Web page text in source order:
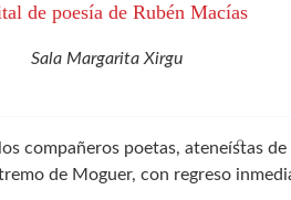
de poesía de Rubén Macías
Sala Margarita Xirgu
compañeros poetas, ateneístas
de Moguer, con regreso